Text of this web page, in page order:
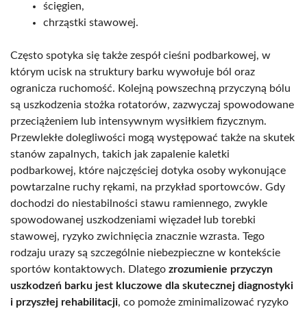
ścięgien,
chrząstki stawowej.
Często spotyka się także zespół cieśni podbarkowej, w
którym ucisk na struktury barku wywołuje ból oraz
ogranicza ruchomość. Kolejną powszechną przyczyną bólu
są uszkodzenia stożka rotatorów, zazwyczaj spowodowane
przeciążeniem lub intensywnym wysiłkiem fizycznym.
Przewlekłe dolegliwości mogą występować także na skutek
stanów zapalnych, takich jak zapalenie kaletki
podbarkowej, które najczęściej dotyka osoby wykonujące
powtarzalne ruchy rękami, na przykład sportowców. Gdy
dochodzi do niestabilności stawu ramiennego, zwykle
spowodowanej uszkodzeniami więzadeł lub torebki
stawowej, ryzyko zwichnięcia znacznie wzrasta. Tego
rodzaju urazy są szczególnie niebezpieczne w kontekście
sportów kontaktowych. Dlatego zrozumienie przyczyn
uszkodzeń barku jest kluczowe dla skutecznej diagnostyki
i przyszłej rehabilitacji, co pomoże zminimalizować ryzyko